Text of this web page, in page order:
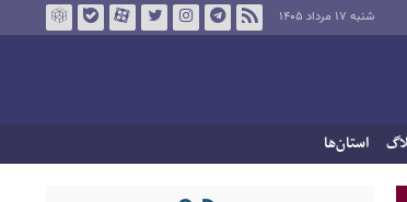
شنبه ۱۷ مرداد ۱۴۰۵
استان‌ها